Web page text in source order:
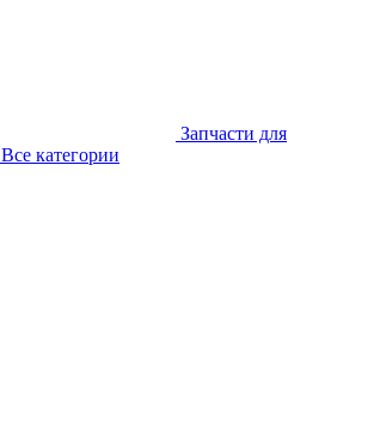
Запчасти для
Все категории